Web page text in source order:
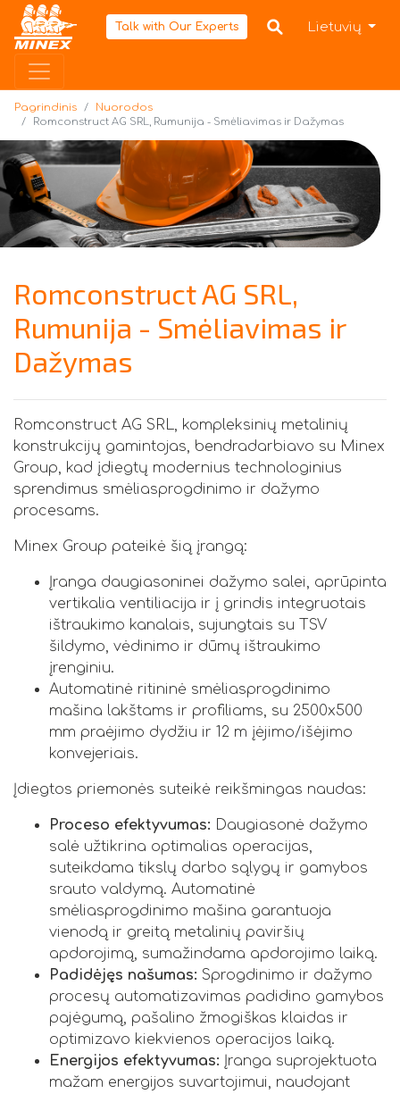
Pagrindinis
Talk with Our Experts Lietuvių
Pagrindinis
Nuorodos
Romconstruct AG SRL, Rumunija - Smėliavimas ir Dažymas
Romconstruct AG SRL,
Rumunija - Smėliavimas ir
Dažymas
Romconstruct AG SRL, kompleksinių metalinių
konstrukcijų gamintojas, bendradarbiavo su Minex
Group, kad įdiegtų modernius technologinius
sprendimus smėliasprogdinimo ir dažymo
procesams.
Minex Group pateikė šią įrangą:
Įranga daugiasoninei dažymo salei, aprūpinta
vertikalia ventiliacija ir į grindis integruotais
ištraukimo kanalais, sujungtais su TSV
šildymo, vėdinimo ir dūmų ištraukimo
įrenginiu.
Automatinė ritininė smėliasprogdinimo
mašina lakštams ir profiliams, su 2500x500
mm praėjimo dydžiu ir 12 m įėjimo/išėjimo
konvejeriais.
Įdiegtos priemonės suteikė reikšmingas naudas:
Proceso efektyvumas: Daugiasonė dažymo
salė užtikrina optimalias operacijas,
suteikdama tikslų darbo sąlygų ir gamybos
srauto valdymą. Automatinė
smėliasprogdinimo mašina garantuoja
vienodą ir greitą metalinių paviršių
apdorojimą, sumažindama apdorojimo laiką.
Padidėjęs našumas: Sprogdinimo ir dažymo
procesų automatizavimas padidino gamybos
pajėgumą, pašalino žmogiškas klaidas ir
optimizavo kiekvienos operacijos laiką.
Energijos efektyvumas: Įranga suprojektuota
mažam energijos suvartojimui, naudojant